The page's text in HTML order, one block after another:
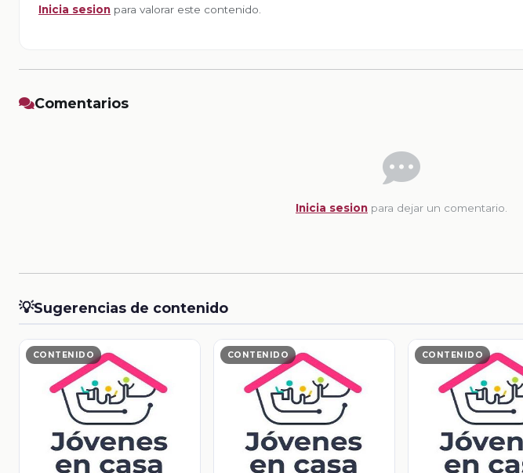
Inicia sesion para valorar este contenido.
Comentarios
Inicia sesion para dejar un comentario.
💡Sugerencias de contenido
CONTENIDO CONTENIDO CONTENIDO